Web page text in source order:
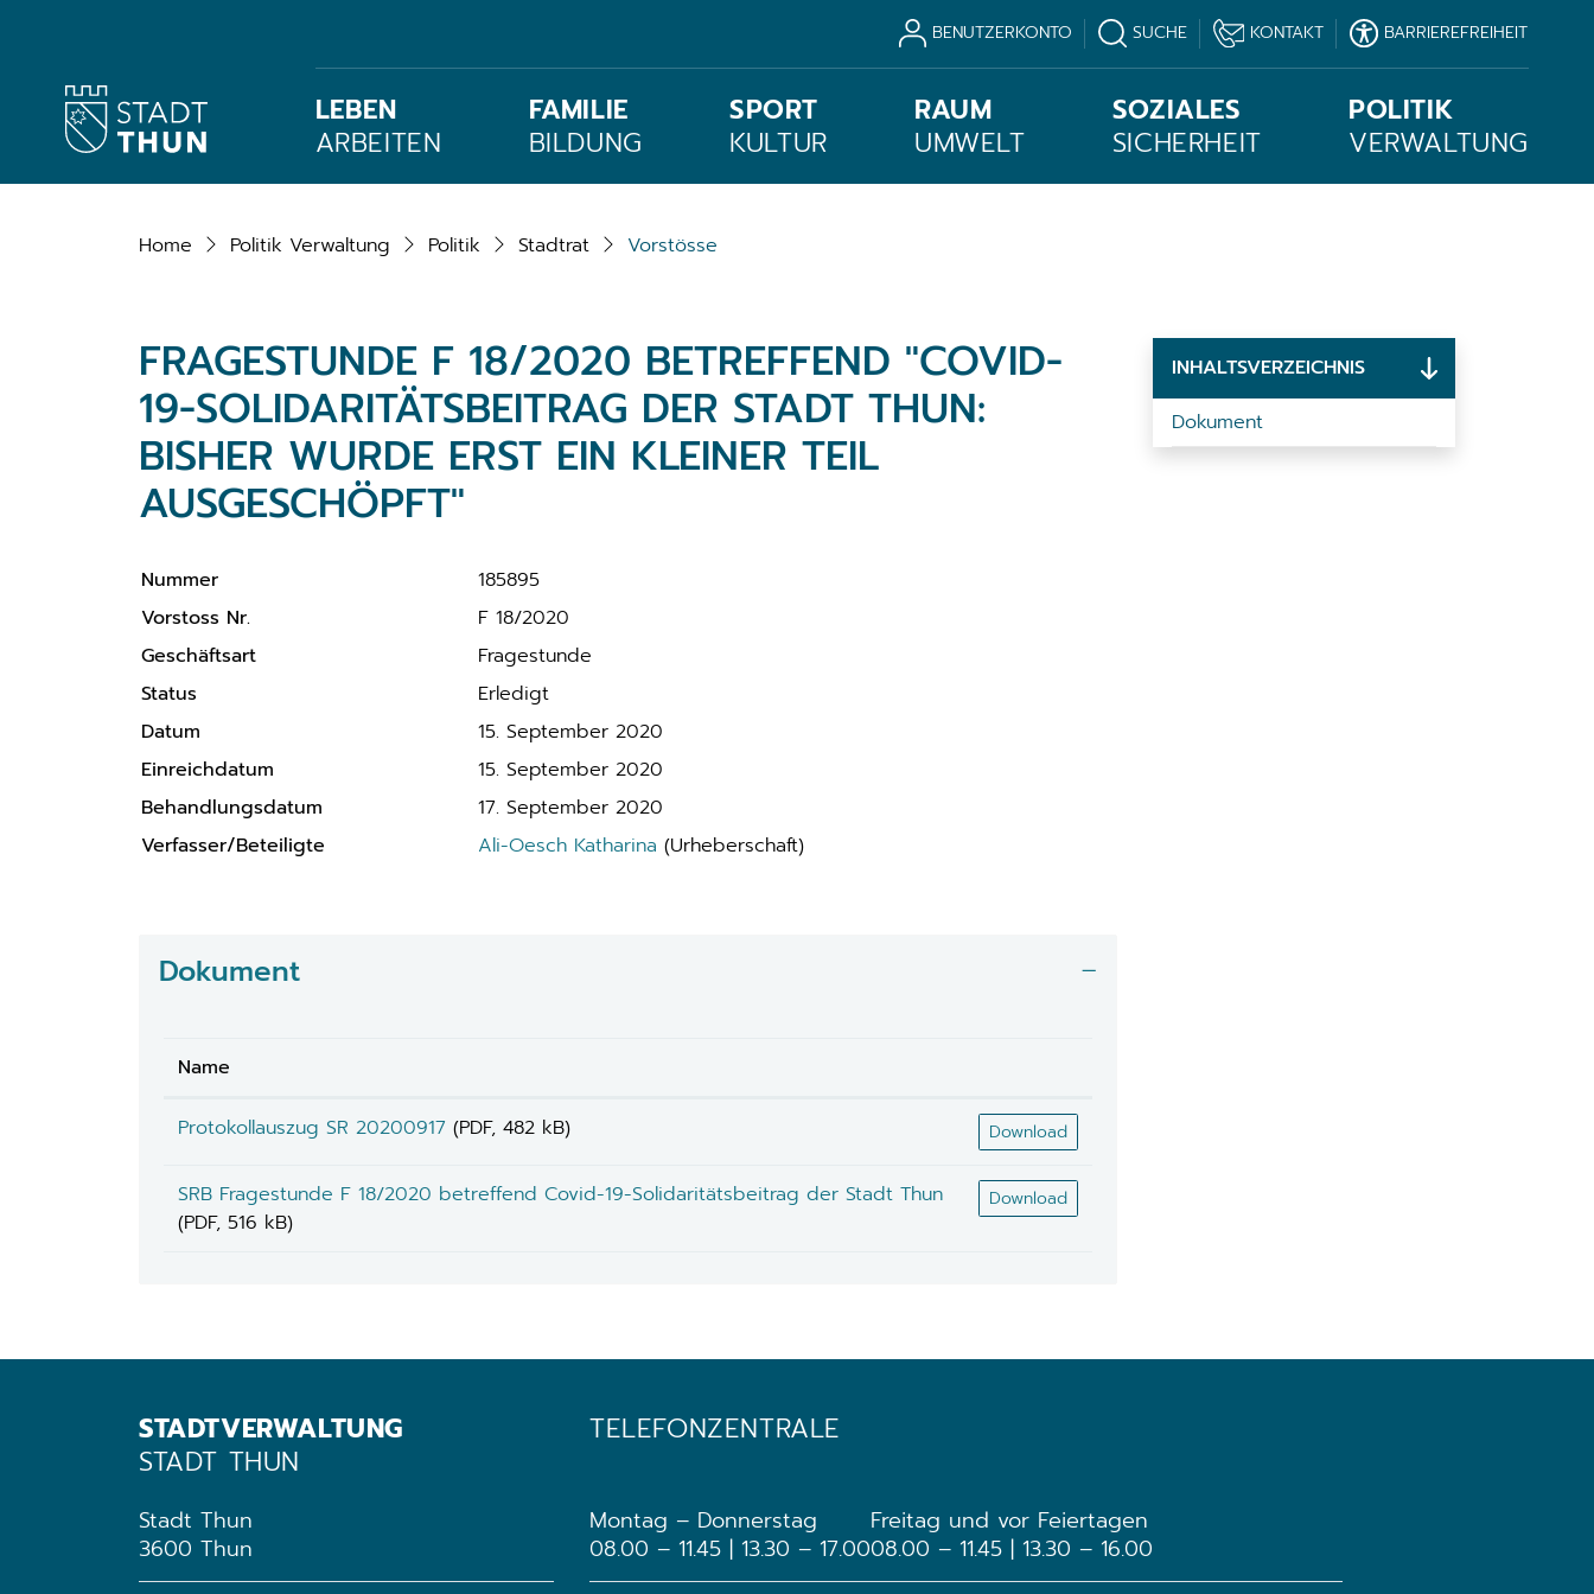
Stadt Thun
BENUTZERKONTO SUCHE KONTAKT BARRIEREFREIHEIT
LEBEN
ARBEITEN
FAMILIE
BILDUNG
SPORT
KULTUR
RAUM
UMWELT
SOZIALES
SICHERHEIT
POLITIK
VERWALTUNG
Home Politik Verwaltung Politik Stadtrat Vorstösse
INHALTSVERZEICHNIS
Dokument
FRAGESTUNDE F 18/2020 BETREFFEND "COVID-
19-SOLIDARITÄTSBEITRAG DER STADT THUN:
BISHER WURDE ERST EIN KLEINER TEIL
AUSGESCHÖPFT"
Nummer
185895
Vorstoss Nr.
F 18/2020
Geschäftsart
Fragestunde
Status
Erledigt
Datum
15. September 2020
Einreichdatum
15. September 2020
Behandlungsdatum
17. September 2020
Verfasser/Beteiligte
Ali-Oesch Katharina (Urheberschaft)
Dokument
Name
Protokollauszug SR 20200917 (PDF, 482 kB) Download
SRB Fragestunde F 18/2020 betreffend Covid-19-Solidaritätsbeitrag der Stadt Thun
(PDF, 516 kB)
Download
STADTVERWALTUNG
STADT THUN
Stadt Thun
3600 Thun
TELEFONZENTRALE
Montag – Donnerstag
08.00 – 11.45 | 13.30 – 17.00
Freitag und vor Feiertagen
08.00 – 11.45 | 13.30 – 16.00